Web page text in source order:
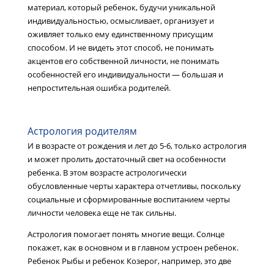
материал, который ребенок, будучи уникальной
индивидуальностью, осмысливает, организует и
оживляет только ему единственному присущим
способом. И не видеть этот способ, не понимать
акцентов его собственной личности, не понимать
особенностей его индивидуальности — большая и
непростительная ошибка родителей.
Астрология родителям
И в возрасте от рождения и лет до 5-6, только астрология
и может пролить достаточный свет на особенности
ребенка. В этом возрасте астрологически
обусловленные черты характера отчетливы, поскольку
социальные и сформированные воспитанием черты
личности человека еще не так сильны.
Астрология помогает понять многие вещи. Солнце
покажет, как в основном и в главном устроен ребенок.
Ребенок Рыбы и ребенок Козерог, например, это две